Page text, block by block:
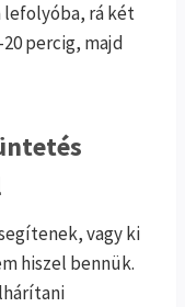
lefolyóba, rá két
percig, majd
vagy ki
hiszel bennük.